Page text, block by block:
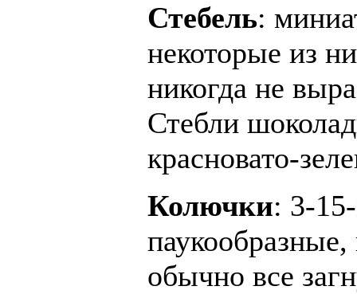
Стебель:
некоторые из
никогда не
Стебли
красновато-
Колючки: 3-
обычно все